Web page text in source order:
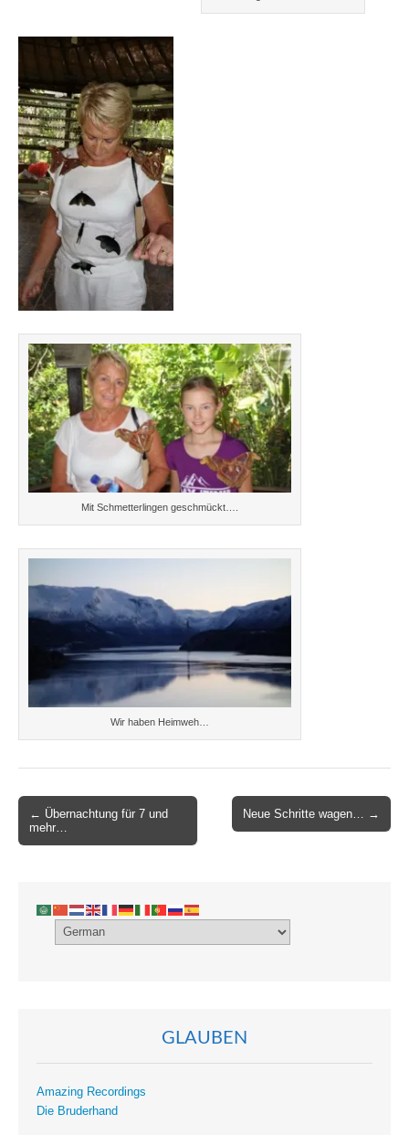
Mit Schmetterlingen geschmückt….
Wir haben Heimweh…
Post
navigation
← Übernachtung für 7 und
mehr…
Neue Schritte wagen… →
GLAUBEN
Amazing Recordings
Die Bruderhand